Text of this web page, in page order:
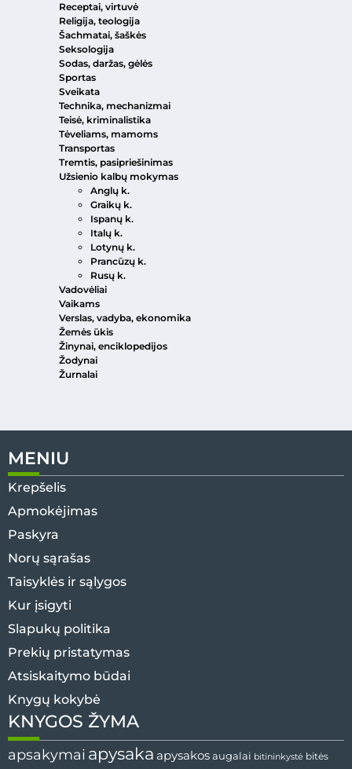
Receptai, virtuvė
Religija, teologija
Šachmatai, šaškės
Seksologija
Sodas, daržas, gėlės
Sportas
Sveikata
Technika, mechanizmai
Teisė, kriminalistika
Tėveliams, mamoms
Transportas
Tremtis, pasipriešinimas
Užsienio kalbų mokymas
Anglų k.
Graikų k.
Ispanų k.
Italų k.
Lotynų k.
Prancūzų k.
Rusų k.
Vadovėliai
Vaikams
Verslas, vadyba, ekonomika
Žemės ūkis
Žinynai, enciklopedijos
Žodynai
Žurnalai
MENIU
Krepšelis
Apmokėjimas
Paskyra
Norų sąrašas
Taisyklės ir sąlygos
Kur įsigyti
Slapukų politika
Prekių pristatymas
Atsiskaitymo būdai
Knygų kokybė
KNYGOS ŽYMA
apsakymai apysaka apysakos augalai bitininkystė bitės